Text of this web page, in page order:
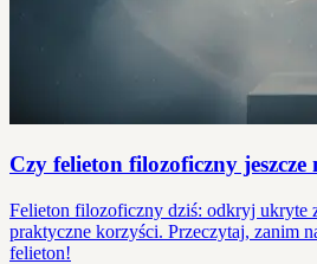
Czy felieton filozoficzny
Felieton filozoficzny dziś: odkryj ukryte
praktyczne korzyści. Przeczytaj, zanim
felieton!